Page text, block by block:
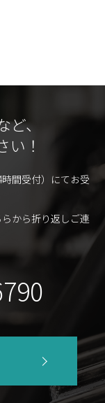
、
い！
間受付）にてお受
から折り返しご連